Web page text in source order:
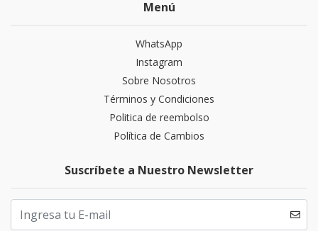
Menú
WhatsApp
Instagram
Sobre Nosotros
Términos y Condiciones
Politica de reembolso
Política de Cambios
Suscríbete a Nuestro Newsletter